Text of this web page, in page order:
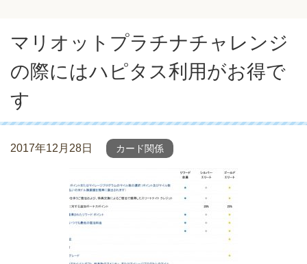
マリオットプラチナチャレンジ
の際にはハピタス利用がお得で
す
2017年12月28日 カード関係